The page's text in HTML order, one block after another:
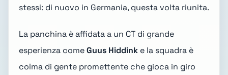
stessi: di nuovo in Germania, questa volta riunita.
La panchina è affidata a un CT di grande
esperienza comeGuus Hiddink e la squadra è
colma di gente promettente che gioca in giro